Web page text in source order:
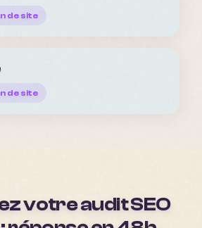
de site
de site
votre audit SEO